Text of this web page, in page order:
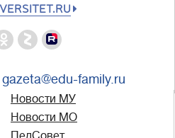
gazeta@edu-family.ru
Новости МУ
Новости МО